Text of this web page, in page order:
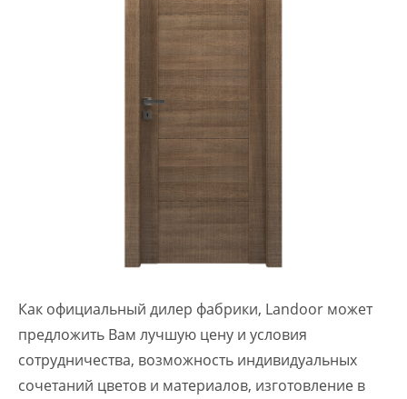
Как официальный дилер фабрики, Landoor может
предложить Вам лучшую цену и условия
сотрудничества, возможность индивидуальных
сочетаний цветов и материалов, изготовление в